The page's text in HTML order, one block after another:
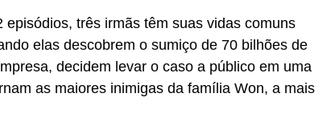
três irmãs têm suas vidas comuns
elas descobrem o sumiço de 70 bilhões de
decidem levar o caso a público em uma
as maiores inimigas da família Won, a mais